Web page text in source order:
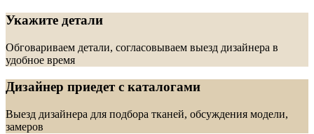
Укажите детали
Обговариваем детали, согласовываем выезд дизайнера в
удобное время
Дизайнер приедет с каталогами
Выезд дизайнера для подбора тканей, обсуждения модели,
замеров